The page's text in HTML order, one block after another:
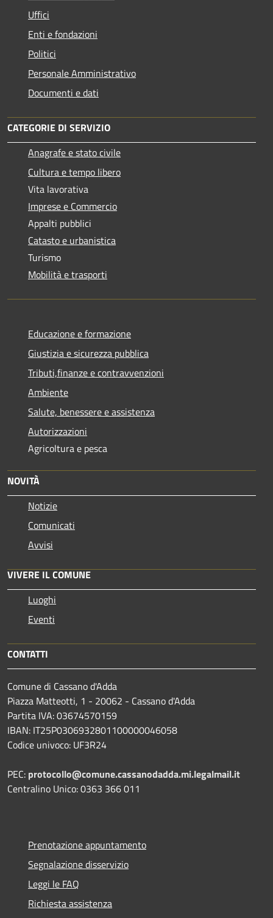
Uffici
Enti e fondazioni
Politici
Personale Amministrativo
Documenti e dati
CATEGORIE DI SERVIZIO
Anagrafe e stato civile
Cultura e tempo libero
Vita lavorativa
Imprese e Commercio
Appalti pubblici
Catasto e urbanistica
Turismo
Mobilità e trasporti
Educazione e formazione
Giustizia e sicurezza pubblica
Tributi,finanze e contravvenzioni
Ambiente
Salute, benessere e assistenza
Autorizzazioni
Agricoltura e pesca
NOVITÀ
Notizie
Comunicati
Avvisi
VIVERE IL COMUNE
Luoghi
Eventi
CONTATTI
Comune di Cassano d'Adda
Piazza Matteotti, 1 - 20062 - Cassano d'Adda
Partita IVA: 03674570159
IBAN: IT25P0306932801100000046058
Codice univoco: UF3R24
PEC: protocollo@comune.cassanodadda.mi.legalmail.it
Centralino Unico: 0363 366 011
Prenotazione appuntamento
Segnalazione disservizio
Leggi le FAQ
Richiesta assistenza